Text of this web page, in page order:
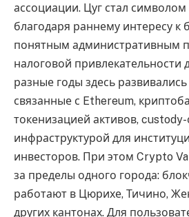
ассоциации. Цуг стал символом
благодаря раннему интересу к
понятным административным
налоговой привлекательности
разные годы здесь
связанные с Ethereum,
токенизацией активов,
инфраструктурой для
инвесторов. При этом Crypto
за пределы одного города:
работают в Цюрихе, Тичино,
других кантонах. Для